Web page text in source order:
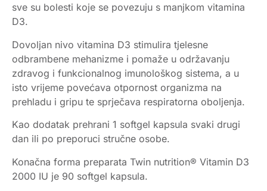
sve su bolesti koje se povezuju s manjkom vitamina
D3.
Dovoljan nivo vitamina D3 stimulira tjelesne
odbrambene mehanizme i pomaže u održavanju
zdravog i funkcionalnog imunološkog sistema, a u
isto vrijeme povećava otpornost organizma na
prehladu i gripu te sprječava respiratorna oboljenja.
Kao dodatak prehrani 1 softgel kapsula svaki drugi
dan ili po preporuci stručne osobe.
Konačna forma preparata Twin nutrition® Vitamin D3
2000 IU je 90 softgel kapsula.